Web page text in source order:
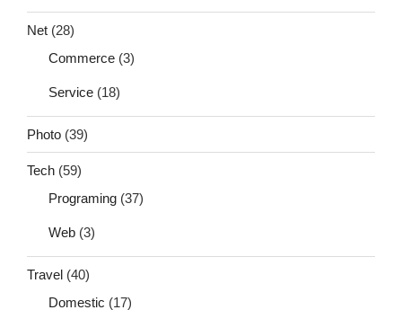
Net (28)
Commerce (3)
Service (18)
Photo (39)
Tech (59)
Programing (37)
Web (3)
Travel (40)
Domestic (17)